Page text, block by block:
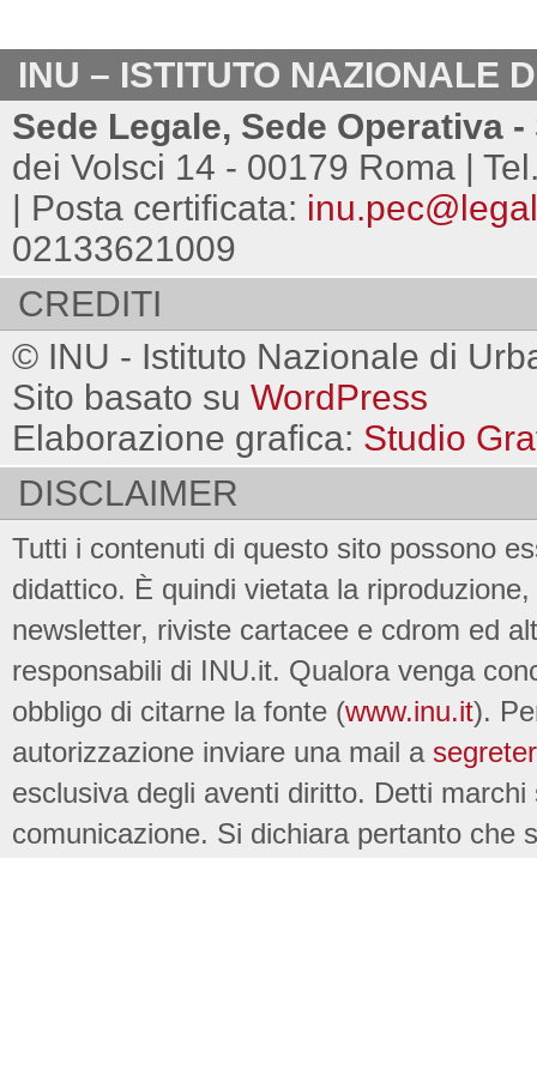
INU – ISTITUTO NAZIONALE
Sede Legale, Sede Operativa
dei Volsci 14 - 00179 Roma |
| Posta certificata:
02133621009
CREDITI
© INU - Istituto Nazionale di
Sito basato su WordPress
Elaborazione grafica: Studio
DISCLAIMER
Tutti i contenuti di questo sito possono
didattico. È quindi vietata la
newsletter, riviste cartacee e cdrom ed
responsabili di INU.it. Qualora venga
obbligo di citarne la fonte (www.inu.it).
autorizzazione inviare una mail a
esclusiva degli aventi diritto. Detti
comunicazione. Si dichiara pertanto che